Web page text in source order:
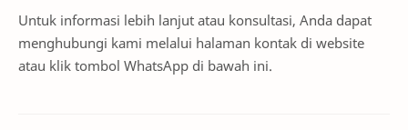
Untuk informasi lebih lanjut atau konsultasi, Anda dapat
menghubungi kami melalui halaman kontak di website
atau klik tombol WhatsApp di bawah ini.